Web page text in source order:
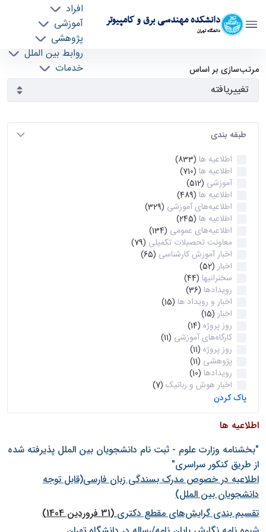
دانشکده مهندسی برق و کامپیوتر
دانشگاه تهران
افراد
آموزشی
پژوهشی
روابط بین الملل
خدمات
آرشیو اطلاعیه ها - ece- دانشکده مهندسی برق و
کامپیوتر
مرتب‌سازی بر اساس
طبقه بندی
اطلاعیه ها (833)
اطلاعیه ها (710)
آموزشی (512)
اطلاعیه ها (489)
اطلاعیه‌های‌ آموزشی (329)
اطلاعیه ها (245)
اطلاعیه‌های عمومی (134)
معاونت تحصیلات تکمیلی (79)
اخبار آموزش کارشناسی (65)
اخبار (52)
سخنرانیها (44)
رویدادها (36)
اخبار و رویداد ها (15)
اخبار (15)
روز پروژه (14)
کارگاه‌های آموزشی (11)
روز پروژه (11)
پژوهشی (11)
رویدادها (10)
اخبار هوش و رباتیک (7)
پاک کردن
اطلاعیه ها
"بخشنامه وزارت علوم - ثبت نام دانشجويان بين الملل پذيرفته شده
از طريق كنكور سراسری"
اطلاعیه در خصوص مدرک بسندگی زبان فارسی(قابل توجه
دانشجویان بین الملل)
تقسیم بندی گرایش‌های مقطع دکتری(31 فروردین 1404)